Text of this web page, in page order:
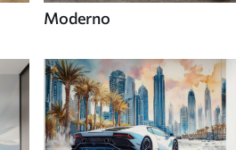
Moderno